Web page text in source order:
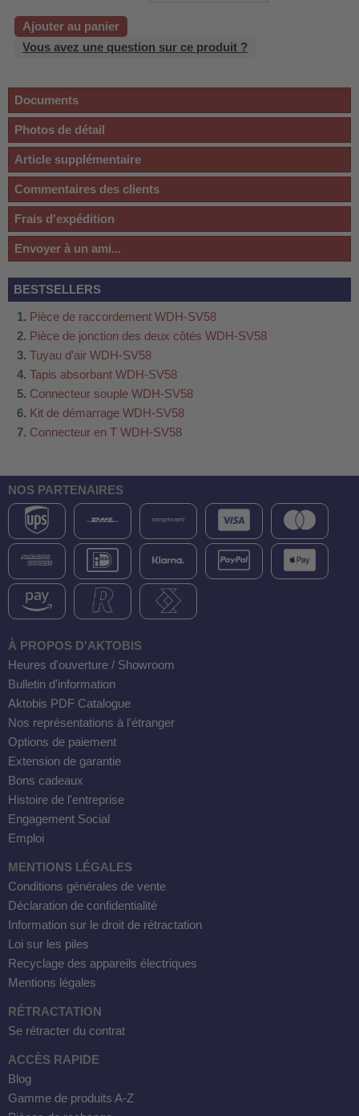
Ajouter au panier
Vous avez une question sur ce produit ?
Documents
Photos de détail
Article supplémentaire
Commentaires des clients
Frais d'expédition
Envoyer à un ami...
BESTSELLERS
Pièce de raccordement WDH-SV58
Pièce de jonction des deux côtés WDH-SV58
Tuyau d'air WDH-SV58
Tapis absorbant WDH-SV58
Connecteur souple WDH-SV58
Kit de démarrage WDH-SV58
Connecteur en T WDH-SV58
NOS PARTENAIRES
À PROPOS D'AKTOBIS
Heures d'ouverture / Showroom
Bulletin d'information
Aktobis PDF Catalogue
Nos représentations à l'étranger
Options de paiement
Extension de garantie
Bons cadeaux
Histoire de l'entreprise
Engagement Social
Emploi
MENTIONS LÉGALES
Conditions générales de vente
Déclaration de confidentialité
Information sur le droit de rétractation
Loi sur les piles
Recyclage des appareils électriques
Mentions légales
RÉTRACTATION
Se rétracter du contrat
ACCÈS RAPIDE
Blog
Gamme de produits A-Z